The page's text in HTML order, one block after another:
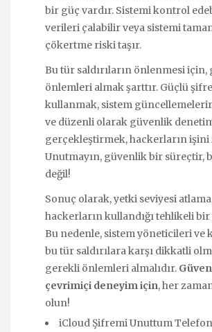
bir güç vardır. Sistemi kontrol
verileri çalabilir veya sistemi
çökertme riski taşır.
Bu tür saldırıların önlenmesi
önlemleri almak şarttır. Güçlü
kullanmak, sistem
ve düzenli olarak güvenlik
gerçekleştirmek, hackerların işini
Unutmayın, güvenlik bir süreçtir,
değil!
Sonuç olarak, yetki seviyesi
hackerların kullandığı tehlikeli
Bu nedenle, sistem yöneticileri ve
bu tür saldırılara karşı dikkatli
gerekli önlemleri almalıdır.
çevrimiçi deneyim için, her
olun!
iCloud Şifremi Unuttum